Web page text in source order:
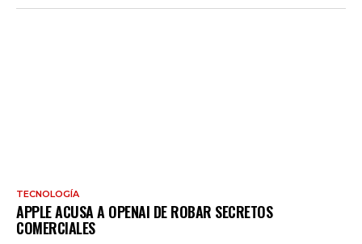
TECNOLOGÍA
APPLE ACUSA A OPENAI DE ROBAR SECRETOS
COMERCIALES